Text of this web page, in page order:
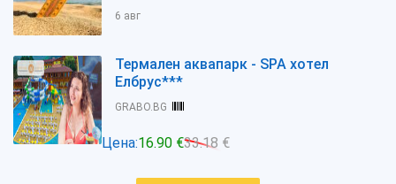
6 авг
Термален аквапарк - SPA хотел
Елбрус***
GRABO.BG
Цена:16.90 €33.18 €